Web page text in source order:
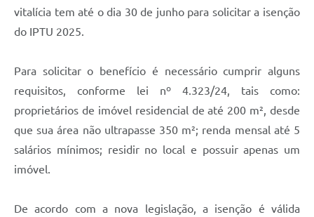
Associação dos Servidores Públicos Municipais de
Arquivos para Download
Galeria de Vídeos
Contas Públicas
vitalícia tem até o dia 30 de junho para solicitar a isenção
do IPTU 2025.
Para solicitar o benefício é necessário cumprir alguns
requisitos, conforme lei nº 4.323/24, tais como:
proprietários de imóvel residencial de até 200 m², desde
que sua área não ultrapasse 350 m²; renda mensal até 5
salários mínimos; residir no local e possuir apenas um
imóvel.
De acordo com a nova legislação, a isenção é válida